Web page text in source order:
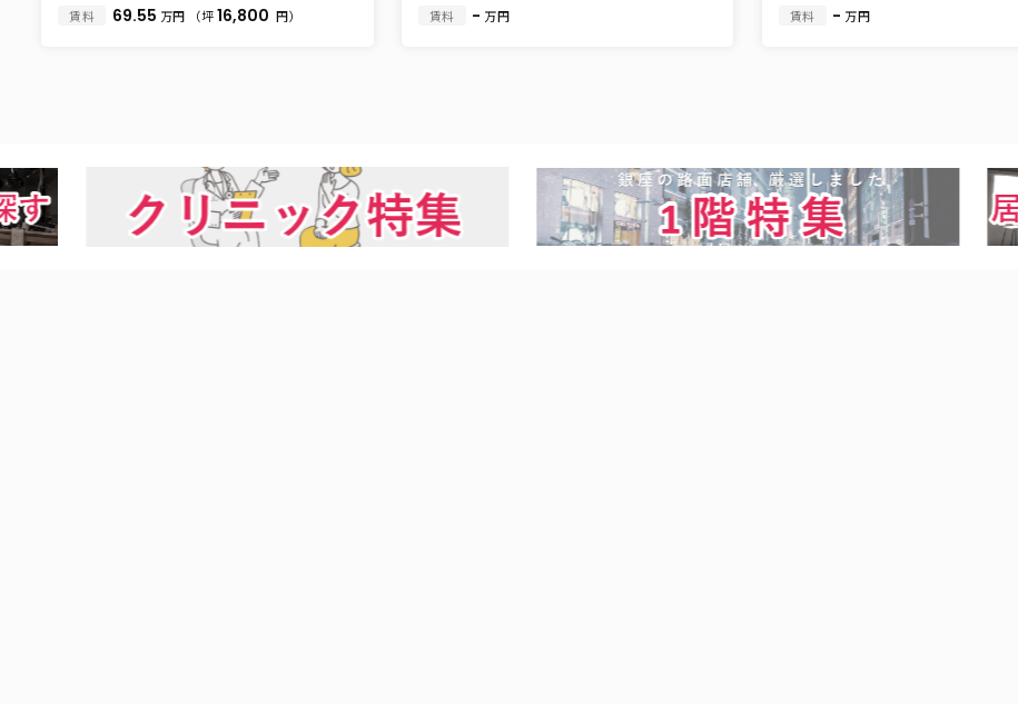
賃料 69.55 万円 （坪 16,800 円） 賃料 - 万円 賃料 - 万円